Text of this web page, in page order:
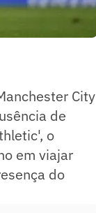
City
de
o
em viajar
do